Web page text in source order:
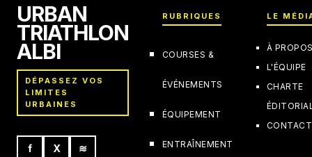
URBAN
TRIATHLON
ALBI
DÉPASSEZ VOS
LIMITES
URBAINES
f X ≋
RUBRIQUES
COURSES &
ÉVÉNEMENTS
ÉQUIPEMENT
ENTRAÎNEMENT
LE
À
L'ÉQUIPE
CHARTE
CONTACT